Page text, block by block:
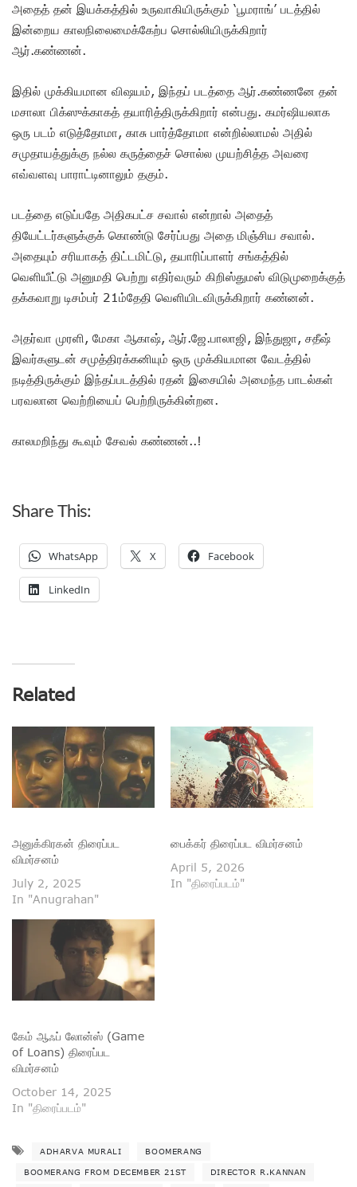
அதைத் தன் இயக்கத்தில் உருவாகியிருக்கும் ‘பூமராங்’ படத்தில்
இன்றைய காலநிலைமைக்கேற்ப சொல்லியிருக்கிறார்
ஆர்.கண்ணன்.
இதில் முக்கியமான விஷயம், இந்தப் படத்தை ஆர்.கண்ணனே தன்
மசாலா பிக்ஸுக்காகத் தயாரித்திருக்கிறார் என்பது. கமர்ஷியலாக
ஒரு படம் எடுத்தோமா, காசு பார்த்தோமா என்றில்லாமல் அதில்
சமுதாயத்துக்கு நல்ல கருத்தைச் சொல்ல முயற்சித்த அவரை
எவ்வளவு பாராட்டினாலும் தகும்.
படத்தை எடுப்பதே அதிகபட்ச சவால் என்றால் அதைத்
தியேட்டர்களுக்குக் கொண்டு சேர்ப்பது அதை மிஞ்சிய சவால்.
அதையும் சரியாகத் திட்டமிட்டு, தயாரிப்பாளர் சங்கத்தில்
வெளியீட்டு அனுமதி பெற்று எதிர்வரும் கிறிஸ்துமஸ் விடுமுறைக்குத்
தக்கவாறு டிசம்பர் 21ம்தேதி வெளியிடவிருக்கிறார் கண்னன்.
அதர்வா முரளி, மேகா ஆகாஷ், ஆர்.ஜே.பாலாஜி, இந்துஜா, சதீஷ்
இவர்களுடன் சமுத்திரக்கனியும் ஒரு முக்கியமான வேடத்தில்
நடித்திருக்கும் இந்தப்படத்தில் ரதன் இசையில் அமைந்த பாடல்கள்
பரவலான வெற்றியைப் பெற்றிருக்கின்றன.
காலமறிந்து கூவும் சேவல் கண்ணன்..!
Share This:
WhatsApp X Facebook
LinkedIn
Related
அனுக்கிரகன் திரைப்பட
விமர்சனம்
July 2, 2025
In "Anugrahan"
பைக்கர் திரைப்பட விமர்சனம்
April 5, 2026
In "திரைப்படம்"
கேம் ஆஃப் லோன்ஸ் (Game
of Loans) திரைப்பட
விமர்சனம்
October 14, 2025
In "திரைப்படம்"
ADHARVA MURALI BOOMERANG
BOOMERANG FROM DECEMBER 21ST DIRECTOR R.KANNAN